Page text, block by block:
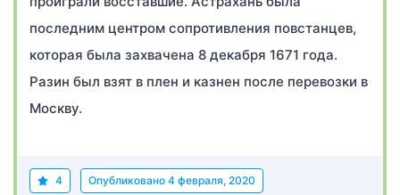
последним центром сопротивления повстанцев,
которая была захвачена 8 декабря 1671 года.
Разин был взят в плен и казнен после перевозки в
Москву.
4 Опубликовано 4 февраля, 2020